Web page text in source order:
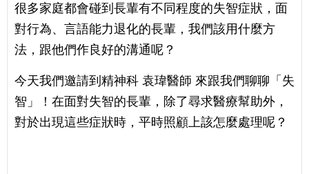
很多家庭都會碰到長輩有不同程度的失智症狀，⾯
對⾏為、⾔語能⼒退化的長輩，我們該⽤什麼⽅
法，跟他們作良好的溝通呢？
今天我們邀請到精神科 袁瑋醫師 來跟我們聊聊「失
智」！在面對失智的長輩，除了尋求醫療幫助外，
對於出現這些症狀時，平時照顧上該怎麼處理呢？